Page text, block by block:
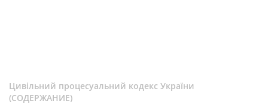
Цивільний процесуальний кодекс України
(СОДЕРЖАНИЕ)